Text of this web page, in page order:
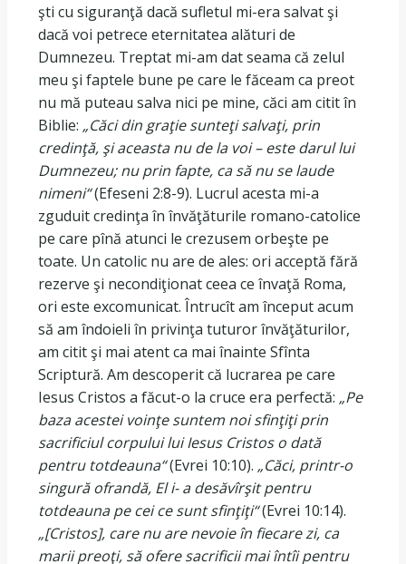
şti cu siguranţă dacă sufletul mi-era salvat şi
dacă voi petrece eternitatea alături de
Dumnezeu. Treptat mi-am dat seama că zelul
meu şi faptele bune pe care le făceam ca preot
nu mă puteau salva nici pe mine, căci am citit în
Biblie: „Căci din graţie sunteţi salvaţi, prin
credinţă, şi aceasta nu de la voi – este darul lui
Dumnezeu; nu prin fapte, ca să nu se laude
nimeni“(Efeseni 2:8-9). Lucrul acesta mi-a
zguduit credinţa în învăţăturile romano-catolice
pe care pînă atunci le crezusem orbeşte pe
toate. Un catolic nu are de ales: ori acceptă fără
rezerve şi necondiţionat ceea ce învaţă Roma,
ori este excomunicat. Întrucît am început acum
să am îndoieli în privinţa tuturor învăţăturilor,
am citit şi mai atent ca mai înainte Sfînta
Scriptură. Am descoperit că lucrarea pe care
Iesus Cristos a făcut-o la cruce era perfectă: „Pe
baza acestei voinţe suntem noi sfinţiţi prin
sacrificiul corpului lui Iesus Cristos o dată
pentru totdeauna“(Evrei 10:10). „Căci, printr-o
singură ofrandă, El i- a desăvîrşit pentru
totdeauna pe cei ce sunt sfinţiţi“(Evrei 10:14).
„[Cristos], care nuare nevoie în fiecare zi, ca
marii preoţi, să ofere sacrificii mai întîi pentru